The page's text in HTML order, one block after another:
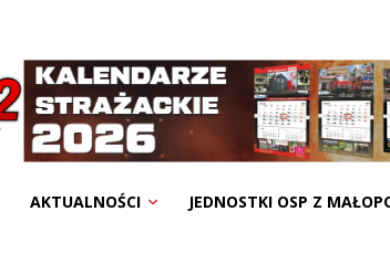
AKTUALNOŚCI JEDNOSTKI OSP Z